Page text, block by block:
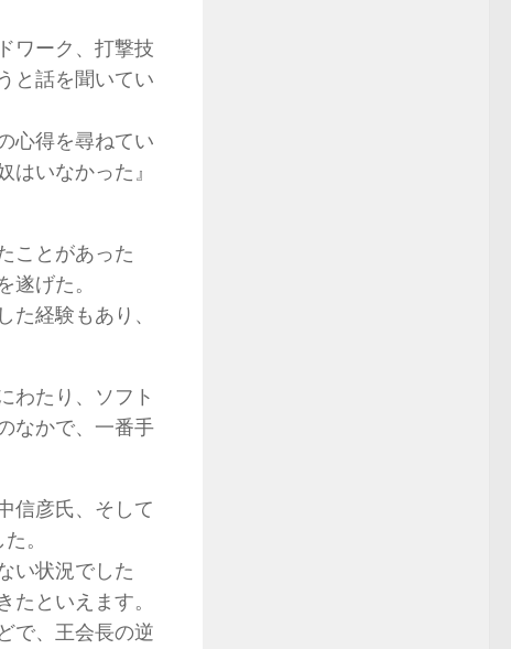
ワーク、打撃技
と話を聞いてい
心得を尋ねてい
いなかった』
ことがあった
げた。
経験もあり、
わたり、ソフト
なかで、一番手
信彦氏、そして
。
い状況でした
といえます。
で、王会長の逆